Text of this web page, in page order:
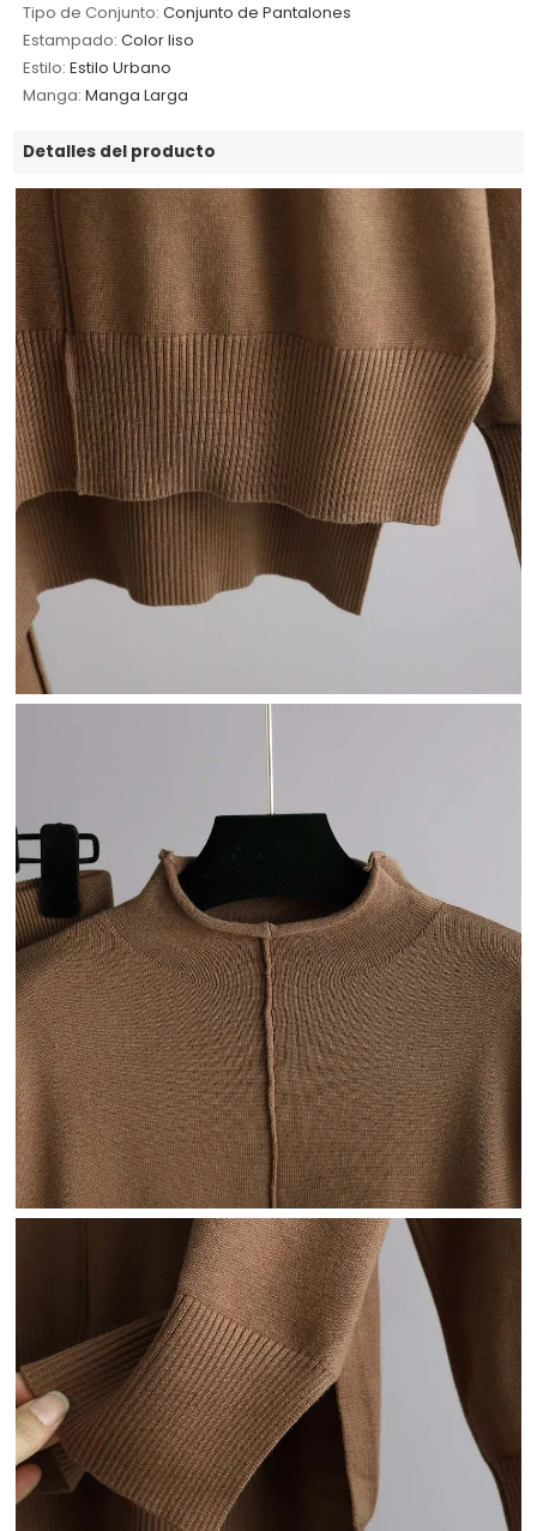
Tipo de Conjunto: Conjunto de Pantalones
Estampado: Color liso
Estilo: Estilo Urbano
Manga: Manga Larga
Detalles del producto